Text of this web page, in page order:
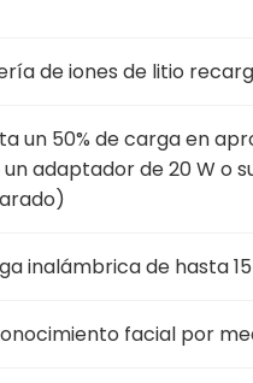
de iones de litio
un 50% de carga en
adaptador de 20 W o
inalámbrica de hasta
facial por